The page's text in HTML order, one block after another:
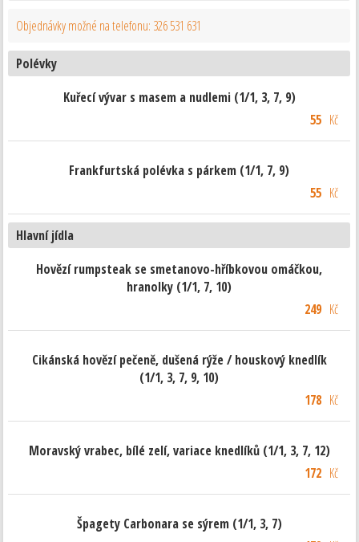
Objednávky možné na telefonu: 326 531 631
Polévky
Kuřecí vývar s masem a nudlemi (1/1, 3, 7, 9)
55 Kč
Frankfurtská polévka s párkem (1/1, 7, 9)
55 Kč
Hlavní jídla
Hovězí rumpsteak se smetanovo-hříbkovou omáčkou,
hranolky (1/1, 7, 10)
249Kč
Cikánská hovězí pečeně, dušená rýže / houskový knedlík
(1/1, 3, 7, 9, 10)
178 Kč
Moravský vrabec, bílé zelí, variace knedlíků (1/1, 3, 7, 12)
172 Kč
Špagety Carbonara se sýrem (1/1, 3, 7)